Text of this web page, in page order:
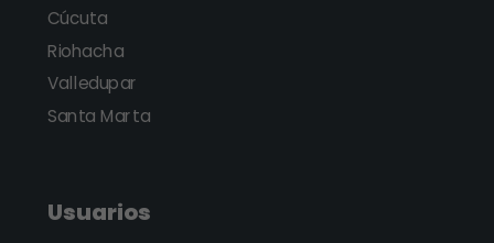
Cúcuta
Riohacha
Valledupar
Santa Marta
Usuarios